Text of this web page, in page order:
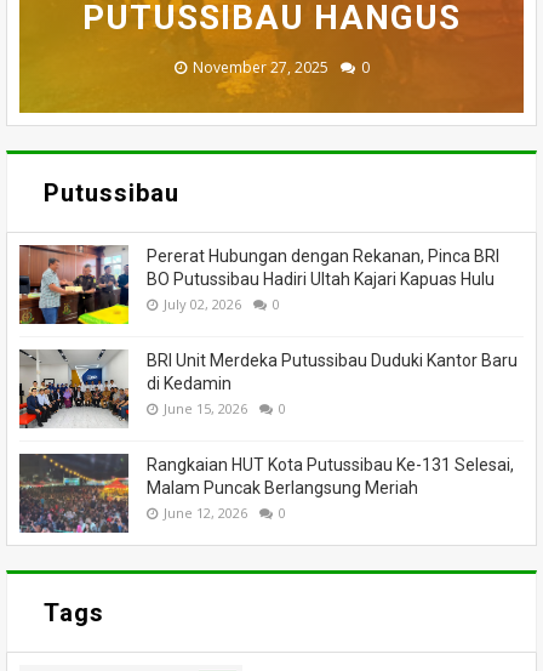
MENINGGAL DUNIA
July 05, 2026 0
PUTUSSIBAU HANGUS
November 27, 2025 0
BADAU BERI BANTUAN
March 26, 2025 0
DILALAP API
March 13, 2025 0
MASSA
February 18, 2025 0
Putussibau
Pererat Hubungan dengan Rekanan, Pinca BRI
BO Putussibau Hadiri Ultah Kajari Kapuas Hulu
July 02, 2026 0
BRI Unit Merdeka Putussibau Duduki Kantor Baru
di Kedamin
June 15, 2026 0
Rangkaian HUT Kota Putussibau Ke-131 Selesai,
Malam Puncak Berlangsung Meriah
June 12, 2026 0
Tags